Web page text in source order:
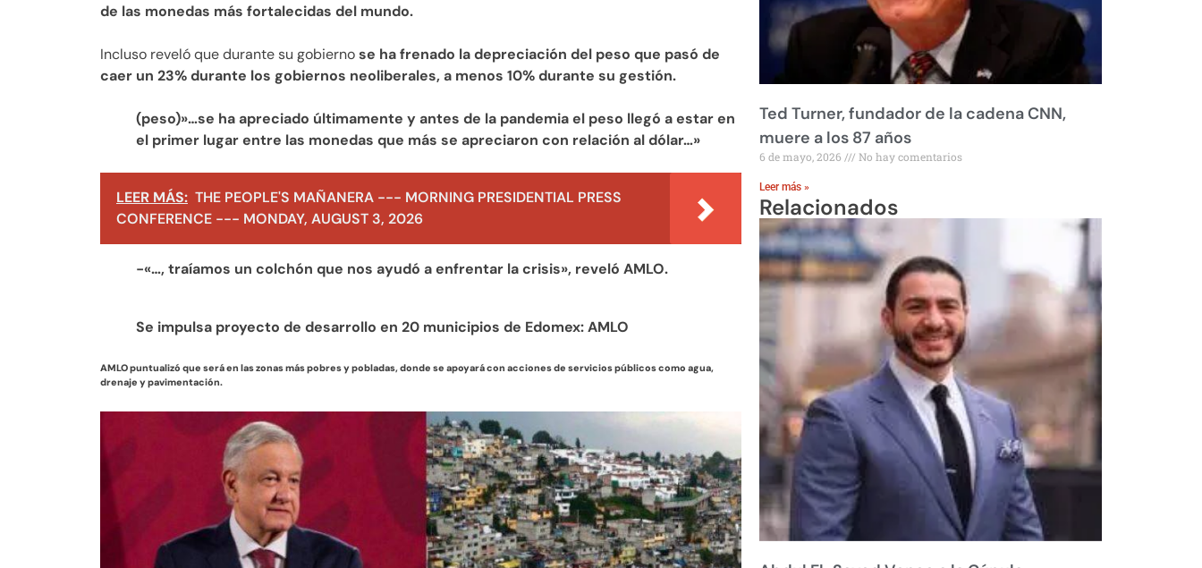
de las monedas más fortalecidas del mundo.
Incluso reveló que durante su gobiernose ha frenado la depreciación del peso que pasó de
caer un 23% durante los gobiernos neoliberales, a menos 10% durante su gestión.
(peso)»…se ha apreciado últimamente y antes de la pandemia el peso llegó a estar en
el primer lugar entre las monedas que más se apreciaron con relación al dólar…»
LEER MÁS: THE PEOPLE'S MAÑANERA --- MORNING PRESIDENTIAL PRESS
CONFERENCE --- MONDAY, AUGUST 3, 2026
-«…, traíamos un colchón que nos ayudó a enfrentar la crisis», reveló AMLO.
Se impulsa proyecto de desarrollo en 20 municipios de Edomex: AMLO
AMLO puntualizó que será en las zonas más pobres y pobladas, donde se apoyará con acciones de servicios públicos como agua,
drenaje y pavimentación.
Ted Turner, fundador de la cadena CNN,
muere a los 87 años
6 de mayo, 2026 No hay comentarios
Leer más »
Relacionados